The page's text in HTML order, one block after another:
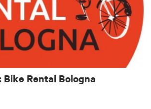
Bike Rental Bologna